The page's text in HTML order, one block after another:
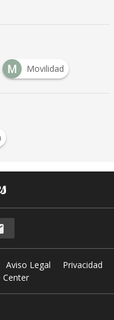
M Movilidad
Aviso Legal
Privacidad
Center